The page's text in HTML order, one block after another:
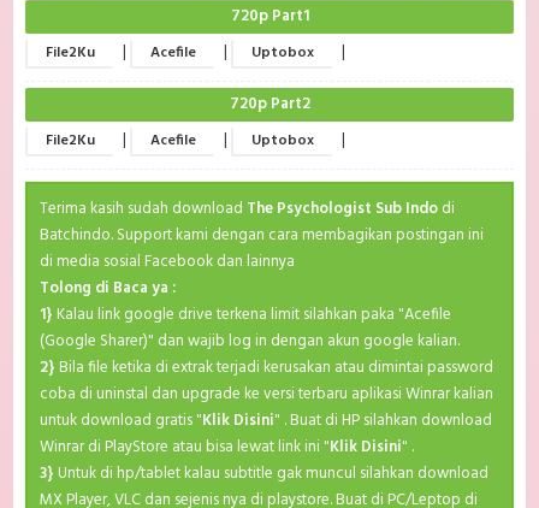
720p Part1
File2Ku | Acefile | Uptobox |
720p Part2
File2Ku | Acefile | Uptobox |
Terima kasih sudah download The Psychologist Sub Indodi
Batchindo. Support kami dengan cara membagikan postingan ini
di media sosial Facebook dan lainnya
Tolong di Baca ya :
1} Kalau link google drive terkena limit silahkan paka "Acefile
(Google Sharer)" dan wajib log in dengan akun google kalian.
2} Bila file ketika di extrak terjadi kerusakan atau dimintai password
coba di uninstal dan upgrade ke versi terbaru aplikasi Winrar kalian
untuk download gratis "Klik Disini" . Buat di HP silahkan download
Winrar di PlayStore atau bisa lewat link ini "Klik Disini" .
3} Untuk di hp/tablet kalau subtitle gak muncul silahkan download
MX Player, VLC dan sejenis nya di playstore. Buat di PC/Leptop di